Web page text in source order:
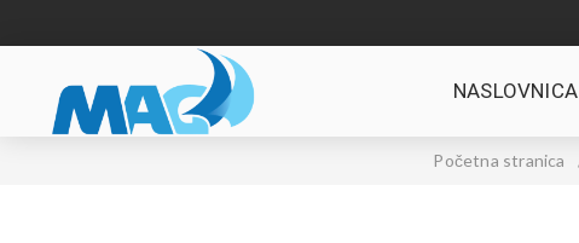
NASLOVNICA
Početna stranica